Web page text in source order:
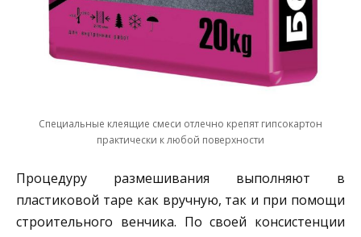
Специальные клеящие смеси отлечно крепят гипсокартон
практически к любой поверхности
Процедуру размешивания выполняют в
пластиковой таре как вручную, так и при помощи
строительного венчика. По своей консистенции